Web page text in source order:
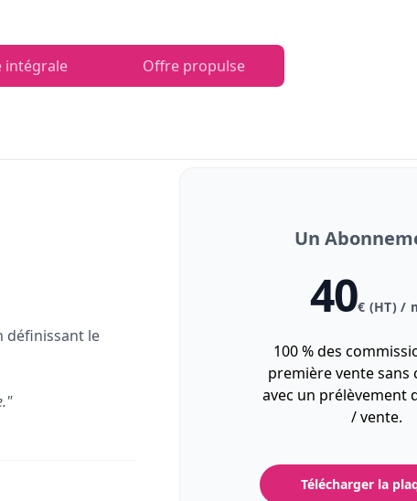
intégrale Offre propulse
définissant le
Un
40€ (HT) /
100 % des
première vente sans
avec un prélèvement
/ vente.
Télécharger la